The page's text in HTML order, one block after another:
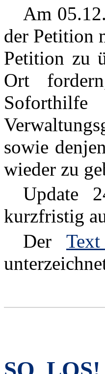
Am
der Petition
Petition zu
Ort
sowie
wieder zu
Update
kurzfristig
Der